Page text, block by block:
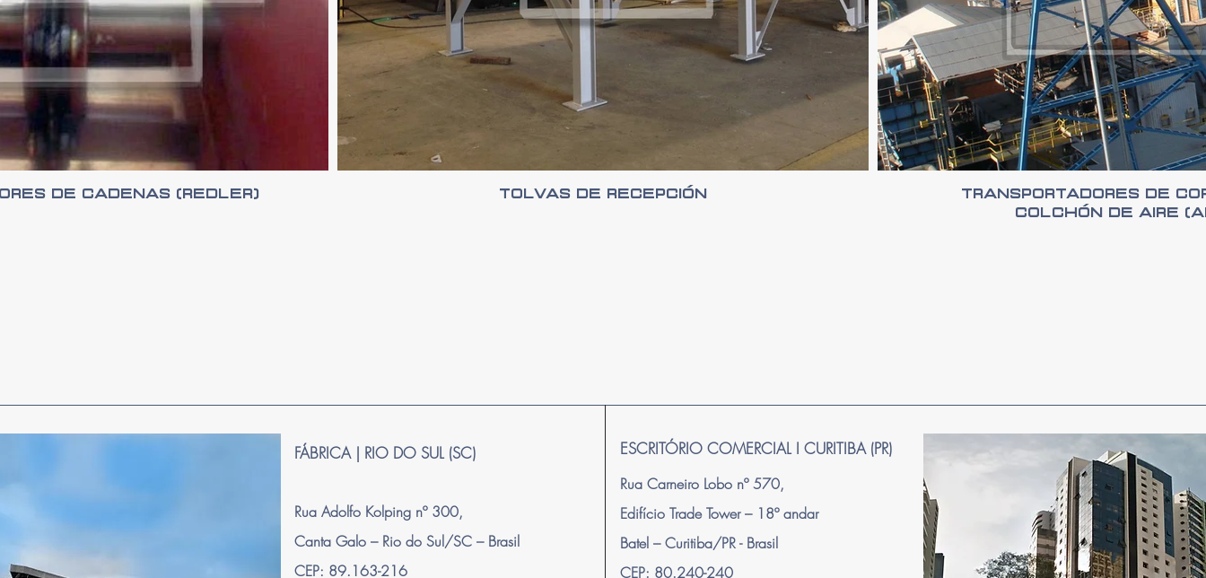
de Cadenas (Redler) Tolvas de Recepción
Transportadores de
colchón de aire
FÁBRICA | RIO DO SUL (SC)
Rua Adolfo Kolping nº 300,
Canta Galo – Rio do Sul/SC – Brasil
CEP: 89.163-216
Rua Carneiro Lobo nº 570,
Edifício Trade Tower – 18º andar
Batel – Curitiba/PR - Brasil
CEP: 80.240-240
ESCRITÓRIO COMERCIAL I CURITIBA (PR)